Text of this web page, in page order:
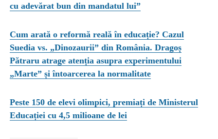
cu adevărat bun din mandatul lui”
Cum arată o reformă reală în educație? Cazul
Suedia vs. „Dinozaurii” din România. Dragoș
Pătraru atrage atenția asupra experimentului
„Marte” și întoarcerea la normalitate
Peste 150 de elevi olimpici, premiați de Ministerul
Educației cu 4,5 milioane de lei